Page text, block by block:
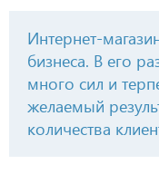
Интернет-
бизнеса. В его
много сил и
желаемый
количества